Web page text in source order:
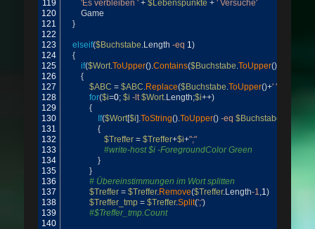
119
120
121
122
123
124
125
126
127
128
129
130
131
132
133
134
135
136
137
138
139
140
'Es verbleiben ' + $Lebenspunkte + ' Versuche'
Game
}
elseif($Buchstabe.Length -eq 1)
{
if($Wort.ToUpper().Contains($Buchstabe.ToUpper()
{
$ABC = $ABC.Replace($Buchstabe.ToUpper()+' '
for($i=0; $i -lt $Wort.Length;$i++)
{
If($Wort[$i].ToString().ToUpper() -eq $Buchstabe
{
$Treffer = $Treffer+$i+";"
#write-host $i -ForegroundColor Green
}
}
# Übereinstimmungen im Wort splitten
$Treffer = $Treffer.Remove($Treffer.Length-1,1)
$Treffer_tmp = $Treffer.Split(';')
#$Treffer_tmp.Count